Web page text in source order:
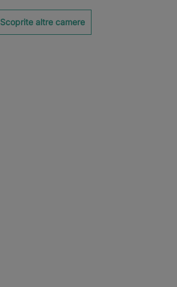
Scoprite altre camere